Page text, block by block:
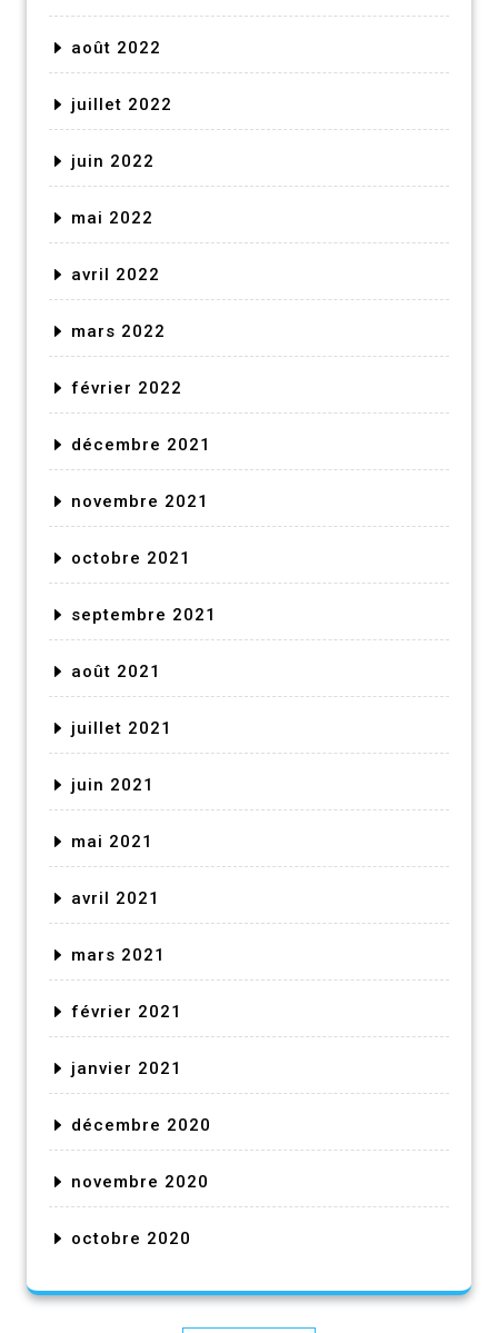
août 2022
juillet 2022
juin 2022
mai 2022
avril 2022
mars 2022
février 2022
décembre 2021
novembre 2021
octobre 2021
septembre 2021
août 2021
juillet 2021
juin 2021
mai 2021
avril 2021
mars 2021
février 2021
janvier 2021
décembre 2020
novembre 2020
octobre 2020